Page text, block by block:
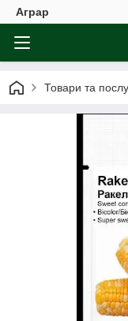
Аграр
Товари та